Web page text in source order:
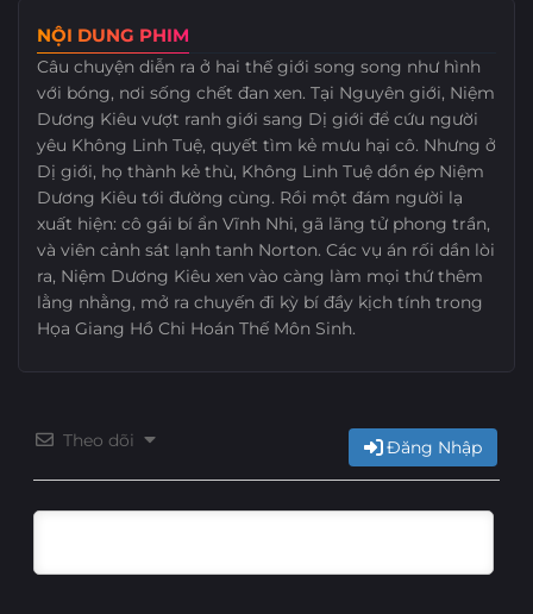
NỘI DUNG PHIM
Câu chuyện diễn ra ở hai thế giới song song như hình
với bóng, nơi sống chết đan xen. Tại Nguyên giới, Niệm
Dương Kiêu vượt ranh giới sang Dị giới để cứu người
yêu Không Linh Tuệ, quyết tìm kẻ mưu hại cô. Nhưng ở
Dị giới, họ thành kẻ thù, Không Linh Tuệ dồn ép Niệm
Dương Kiêu tới đường cùng. Rồi một đám người lạ
xuất hiện: cô gái bí ẩn Vĩnh Nhi, gã lãng tử phong trần,
và viên cảnh sát lạnh tanh Norton. Các vụ án rối dần lòi
ra, Niệm Dương Kiêu xen vào càng làm mọi thứ thêm
lằng nhằng, mở ra chuyến đi kỳ bí đầy kịch tính trong
Họa Giang Hồ Chi Hoán Thế Môn Sinh.
Theo dõi Đăng Nhập